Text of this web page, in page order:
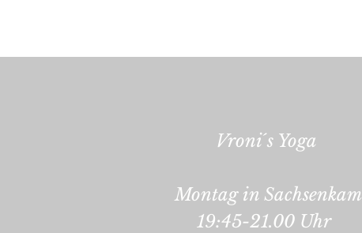
Vroni´s Yoga
Montag in Sachsenkam
19:45-21.00 Uhr